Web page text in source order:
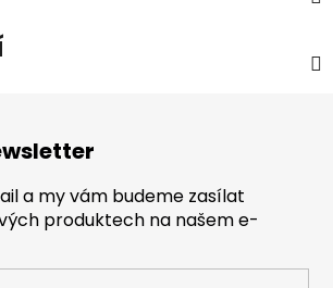
a my vám budeme zasílat
produktech na našem e-